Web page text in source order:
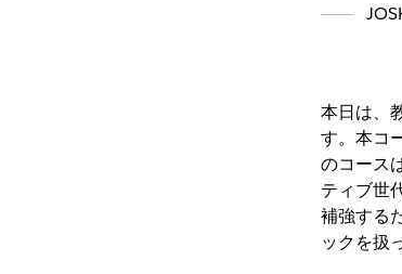
本日は、
す。本コ
のコース
ティブ世
補強する
ックを扱